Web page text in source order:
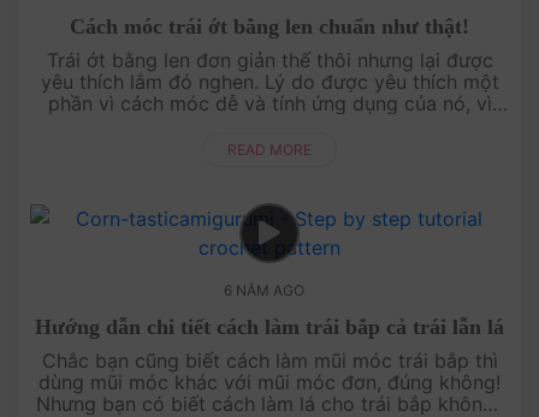
Cách móc trái ớt bằng len chuẩn như thật!
Trái ớt bằng len đơn giản thế thôi nhưng lại được
yêu thích lắm đó nghen. Lý do được yêu thích một
phần vì cách móc dễ và tính ứng dụng của nó, vì
READ MORE
6 NĂM AGO
Hướng dẫn chi tiết cách làm trái bắp cả trái lẫn lá
Chắc bạn cũng biết cách làm mũi móc trái bắp thì
dùng mũi móc khác với mũi móc đơn, đúng không!
Nhưng bạn có biết cách làm lá cho trái bắp không?